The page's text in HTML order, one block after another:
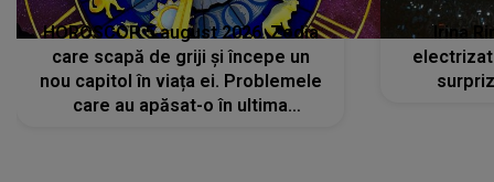
HOROSCOP 5 august 2026. Zodia
care scapă de griji și începe un
nou capitol în viața ei. Problemele
care au apăsat-o în ultima
Irina